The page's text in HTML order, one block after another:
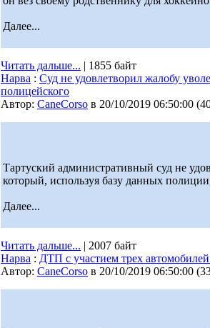
Далее...
Читать дальше... | 1855 байт
Нарва : Суд не удовлетворил жалобу
полицейского
Автор: CaneCorso в 20/10/2019 06:50:00 (
Тартуский административный суд не
который, используя базу данных
Далее...
Читать дальше... | 2007 байт
Нарва : ДТП с участием трех
Автор: CaneCorso в 20/10/2019 06:50:00 (